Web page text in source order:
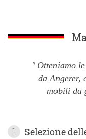
Otteniamo
da Angerer,
mobili da
1 Selezione